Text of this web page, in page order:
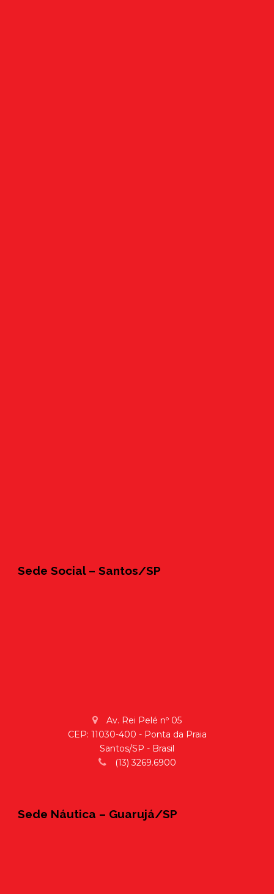
Sede Social – Santos/SP
Av. Rei Pelé nº 05
CEP: 11030-400 - Ponta da Praia
Santos/SP - Brasil
(13) 3269.6900
Sede Náutica – Guarujá/SP